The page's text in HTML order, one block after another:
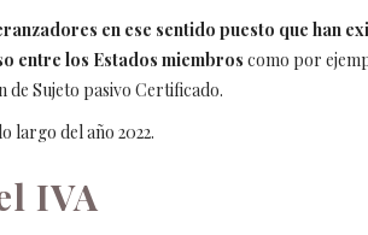
en ese sentido puesto que han
entre los Estados miembros como por
Sujeto pasivo Certificado.
largo del año 2022.
IVA